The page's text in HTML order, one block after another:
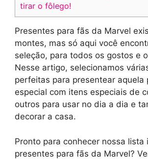
tirar o fôlego!
Presentes para fãs da Marvel
montes, mas só aqui você
seleção, para todos os gostos e
Nesse artigo, selecionamos
perfeitas para presentear aquela
especial com itens especiais de
outros para usar no dia a dia e
decorar a casa.
Pronto para conhecer nossa lista
presentes para fãs da Marvel?